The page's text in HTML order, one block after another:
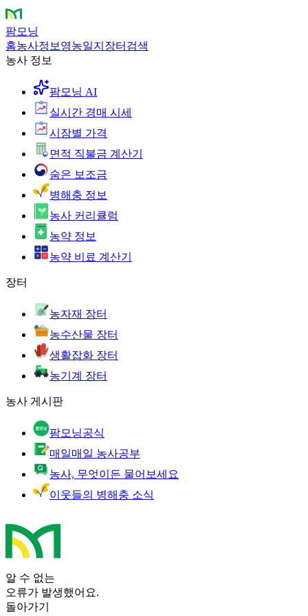
팜모닝
홈농사정보 영농일지 장터 검색
농사 정보
팜모닝 AI
실시간 경매 시세
시장별 가격
면적 직불금 계산기
숨은 보조금
병해충 정보
농사 커리큘럼
농약 정보
농약 비료 계산기
장터
농자재 장터
농수산물 장터
생활잡화 장터
농기계 장터
농사 게시판
팜모닝공식
매일매일 농사공부
농사, 무엇이든 물어보세요
이웃들의 병해충 소식
알 수 없는
오류가 발생했어요.
돌아가기